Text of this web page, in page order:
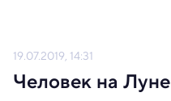
19.07.2019, 14:31
Человек на Луне